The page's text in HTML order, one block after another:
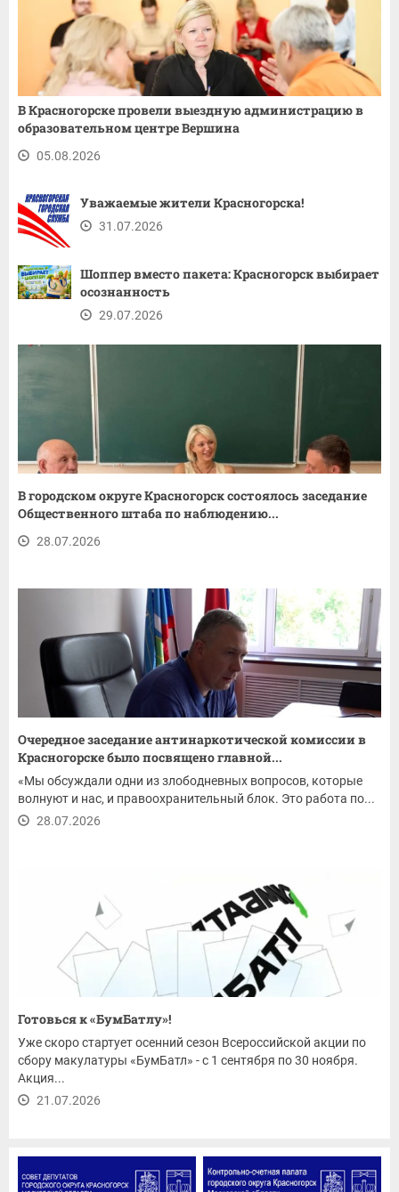
В Красногорске провели выездную администрацию в
образовательном центре Вершина
05.08.2026
Уважаемые жители Красногорска!
31.07.2026
Шоппер вместо пакета: Красногорск выбирает
осознанность
29.07.2026
В городском округе Красногорск состоялось заседание
Общественного штаба по наблюдению...
28.07.2026
Очередное заседание антинаркотической комиссии в
Красногорске было посвящено главной...
«Мы обсуждали одни из злободневных вопросов, которые
волнуют и нас, и правоохранительный блок. Это работа по...
28.07.2026
Готовься к «БумБатлу»!
Уже скоро стартует осенний сезон Всероссийской акции по
сбору макулатуры «БумБатл» - с 1 сентября по 30 ноября.
Акция...
21.07.2026